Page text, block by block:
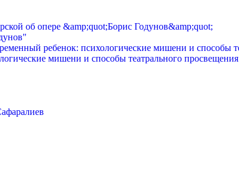
мишени и способы театрального просвещения